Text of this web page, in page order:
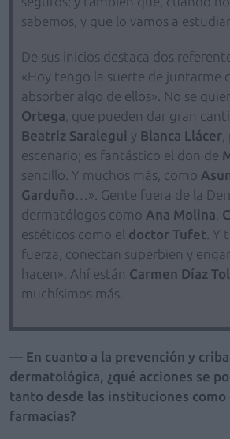
sabemos, y que lo vamos a
De sus inicios destaca dos
«Hoy tengo la suerte de juntarme
absorber algo de ellos». No se
Ortega , que pueden dar gran
Beatriz Saralegui y Blanca Llácer
escenario; es fantástico el don de
sencillo. Y muchos más, como
Garduño …». Gente fuera de la
dermatólogos como Ana Molina
estéticos como el doctor Tufet .
fuerza, conectan superbien y
hacen». Ahí están Carmen Díaz
muchísimos más.
— En cuanto a la prevención y
dermatológica, ¿qué acciones se
tanto desde las instituciones como
farmacias?